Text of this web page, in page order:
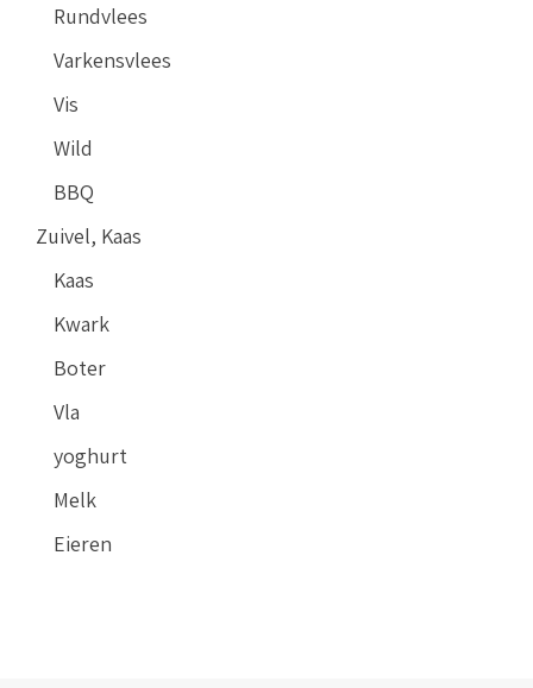
Rundvlees
Varkensvlees
Vis
Wild
BBQ
Zuivel, Kaas
Kaas
Kwark
Boter
Vla
yoghurt
Melk
Eieren